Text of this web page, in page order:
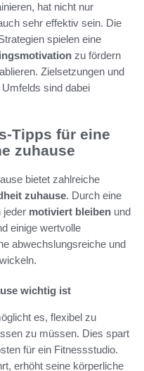
hat nicht nur
sehr effektiv sein. Die
spielen eine
zu fördern
Zielsetzungen und
sind dabei
Tipps für eine
zuhause
bietet zahlreiche
zuhause. Durch eine
jeder motiviert bleiben und
einige wertvolle
abwechslungsreiche und
wichtig ist
es, flexibel zu
zu müssen. Dies spart
für ein Fitnessstudio.
erhöht seine körperliche